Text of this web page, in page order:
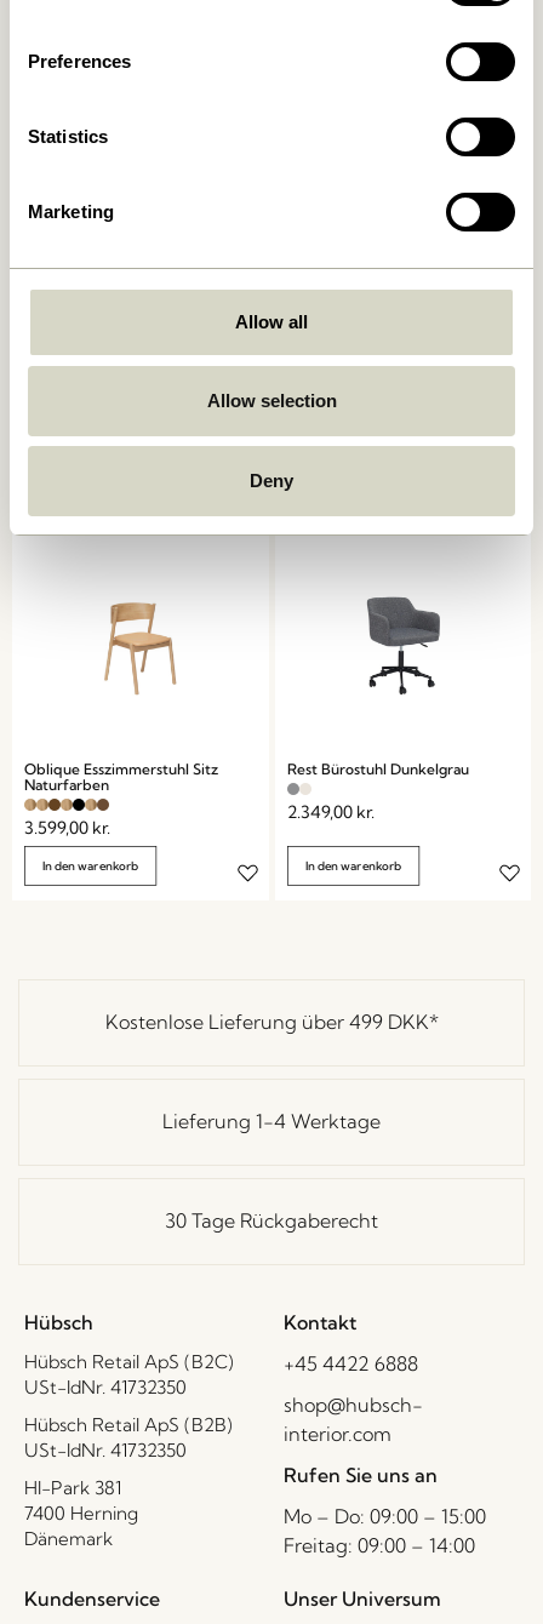
Preferences
Statistics
Marketing
Allow all
Allow selection
Deny
Koi Esszimmerstuhl
1.599,00kr. 3.049,00kr.
Oblique Esszimmerstuhl Sitz
Naturfarben
3.599,00 kr.
In den warenkorb
Rest Bürostuhl Dunkelgrau
2.349,00 kr.
In den warenkorb
Kostenlose Lieferung über 499 DKK*
Lieferung 1-4 Werktage
30 Tage Rückgaberecht
Hübsch
Hübsch Retail ApS (B2C)
USt-IdNr. 41732350
Hübsch Retail ApS (B2B)
USt-IdNr. 41732350
HI-Park 381
7400 Herning
Dänemark
Kontakt
+45 4422 6888
shop@hubsch-
interior.com
Rufen Sie uns an
Mo – Do: 09:00 – 15:00
Freitag: 09:00 – 14:00
Kundenservice Unser Universum